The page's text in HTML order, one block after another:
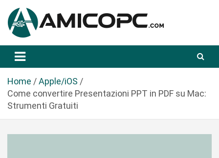
a
Amicopc.com
Home
Apple/iOS
Come convertire Presentazioni PPT in PDF su Mac:
Strumenti Gratuiti